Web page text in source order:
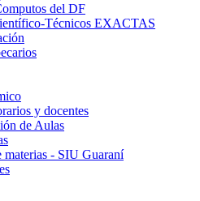
del DF
Técnicos EXACTAS
y docentes
de Aulas
- SIU Guaraní